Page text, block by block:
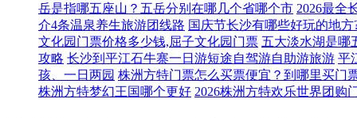
岳是指哪五座山？五岳分别在哪几个省哪个市 2026最全
介4条温泉养生旅游团线路 国庆节长沙有哪些好玩的地
文化园门票价格多少钱,屈子文化园门票 五大淡水湖是哪
攻略 长沙到平江石牛寨一日游短途自驾游自助游旅游 平
孩、一日两园 株洲方特门票怎么买票便宜？到哪里买门
株洲方特梦幻王国哪个更好 2026株洲方特欢乐世界团购